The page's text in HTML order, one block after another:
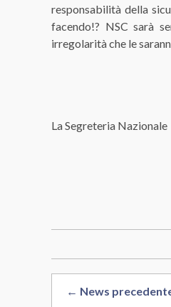
responsabilità della
facendo!? NSC sarà
irregolarità che le
La Segreteria Nazionale
← News